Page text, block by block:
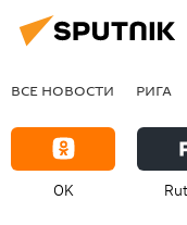
ВСЕ НОВОСТИ РИГА
OK